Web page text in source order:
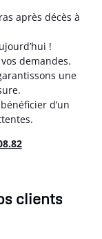
après décès à
!
demandes.
une
d’un
clients